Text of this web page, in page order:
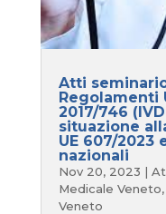
Atti
Regolamenti
2017/746
situazione
UE 607/
nazionali
Nov 20, 2023 |
Medicale Veneto,
Veneto